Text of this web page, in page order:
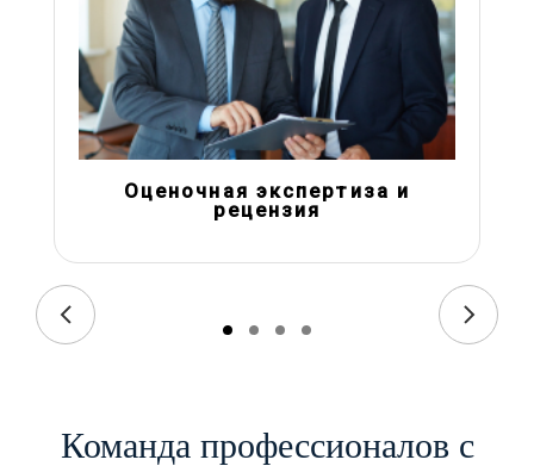
Оценочная экспертиза и
рецензия
Команда профессионалов с